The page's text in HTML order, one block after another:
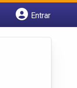
Entrar